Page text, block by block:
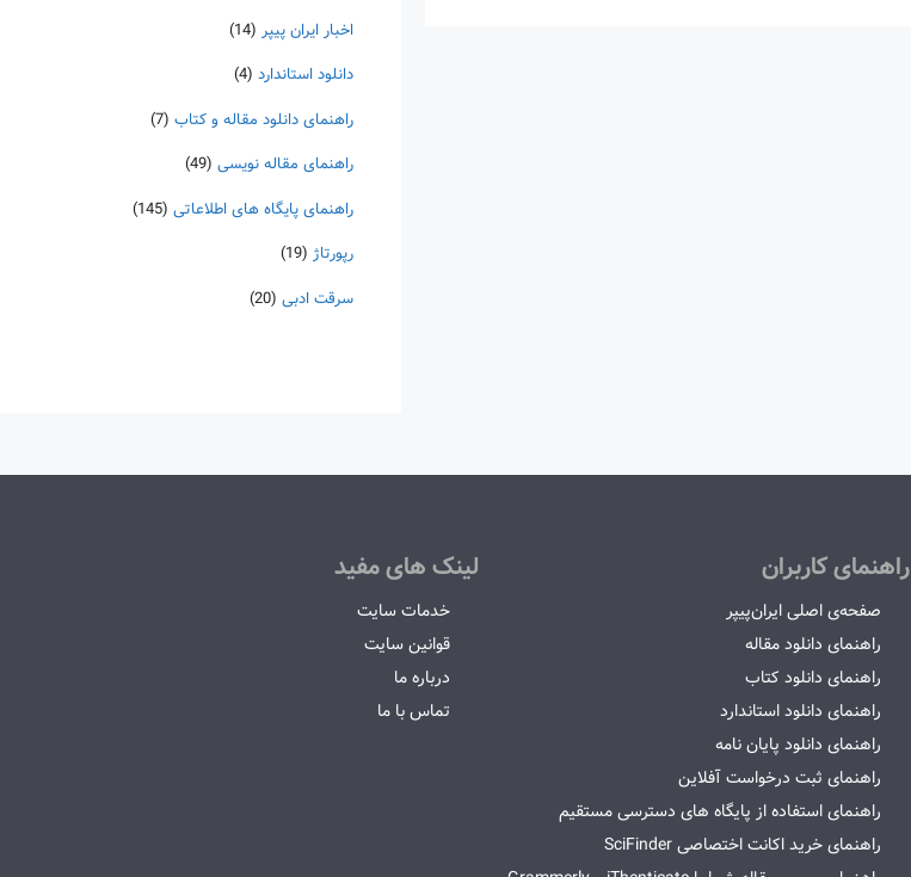
اخبار ایران پیپر (14)
دانلود استاندارد (4)
راهنمای دانلود مقاله و کتاب (7)
راهنمای مقاله نویسی (49)
راهنمای پایگاه های اطلاعاتی (145)
رپورتاژ (19)
سرقت ادبی (20)
راهنمای کاربران
صفحه‌ی اصلی ایران‌پیپر
راهنمای دانلود مقاله
راهنمای دانلود کتاب
راهنمای دانلود استاندارد
راهنمای دانلود پایان نامه
راهنمای ثبت درخواست آفلاین
راهنمای استفاده از پایگاه های دسترسی مستقیم
راهنمای خرید اکانت اختصاصی SciFinder
لینک های مفید
خدمات سایت
قوانین سایت
درباره ما
تماس با ما